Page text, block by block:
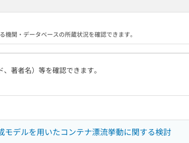
関・データベースの所蔵状況を確認できます。
著者名）等を確認できます。
モデルを用いたコンテナ漂流挙動に関する検討